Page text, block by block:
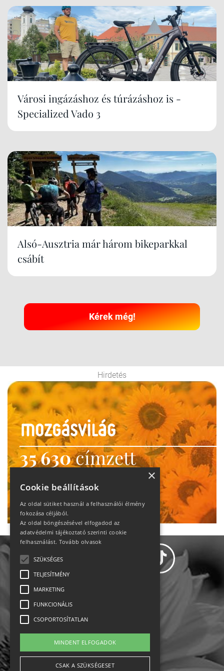
Városi ingázáshoz és túrázáshoz is -
Specialized Vado 3
Alsó-Ausztria már három bikeparkkal
csábít
Kérek még!
Hirdetés
35 630címzett
heti motiváció
Ne maradj le!
Állásajánlatok
Impresszum-kapcsolat
Jogi nyilatkozat
×
Cookie beállítások
Az oldal sütiket használ a felhasználói élmény
fokozása céljából.
Az oldal böngészésével elfogadod az
adatvédelmi tájékoztató szerinti cookie
felhasználást. Tovább olvasok
SZÜKSÉGES
TELJESÍTMÉNY
MARKETING
FUNKCIONÁLIS
CSOPORTOSÍTATLAN
MINDENT ELFOGADOK
CSAK A SZÜKSÉGESET